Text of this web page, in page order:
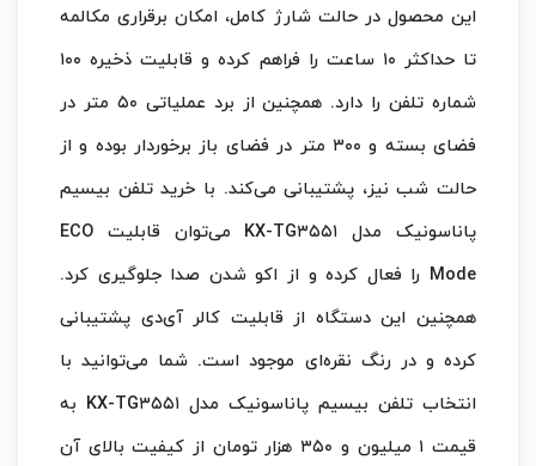
این محصول در حالت شارژ کامل، امکان برقراری مکالمه
تا حداکثر ۱۰ ساعت را فراهم کرده و قابلیت ذخیره ۱۰۰
شماره تلفن را دارد. همچنین از برد عملیاتی ۵۰ متر در
فضای بسته و ۳۰۰ متر در فضای باز برخوردار بوده و از
حالت شب نیز، پشتیبانی می‌کند. با خرید تلفن بیسیم
پاناسونیک مدل KX-TG۳۵۵۱ می‌توان قابلیت ECO
Mode را فعال کرده و از اکو شدن صدا جلوگیری کرد.
همچنین این دستگاه از قابلیت کالر آی‌دی پشتیبانی
کرده و در رنگ نقره‌ای موجود است. شما می‌توانید با
انتخاب تلفن بیسیم پاناسونیک مدل KX-TG۳۵۵۱ به
قیمت ۱ میلیون و ۳۵۰ هزار تومان از کیفیت بالای آن